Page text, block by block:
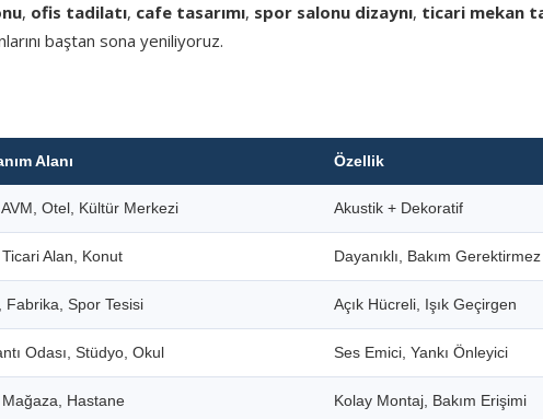
, ofis tadilatı, cafe tasarımı, spor salonu dizaynı, ticari mekan
baştan sona yeniliyoruz.
Alanı Özellik
Otel, Kültür Merkezi Akustik + Dekoratif
Alan, Konut Dayanıklı, Bakım Gerektirmez
Fabrika, Spor Tesisi Açık Hücreli, Işık Geçirgen
Odası, Stüdyo, Okul Ses Emici, Yankı Önleyici
Hastane Kolay Montaj, Bakım Erişimi